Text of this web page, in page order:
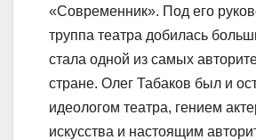
«Современник». Под его
труппа театра добилась
стала одной из самых
стране. Олег Табаков был и
идеологом театра, гением
искусства и настоящим